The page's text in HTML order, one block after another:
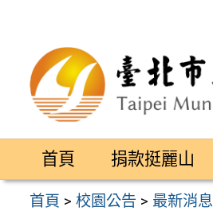
區
首頁 捐款挺麗山
首頁 >校園公告 > 最新消息